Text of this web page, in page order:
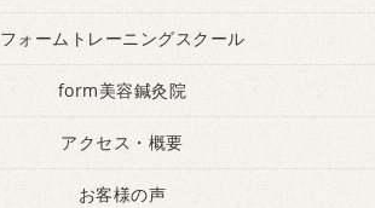
フォームトレーニングスクール
form美容鍼灸院
アクセス・概要
お客様の声